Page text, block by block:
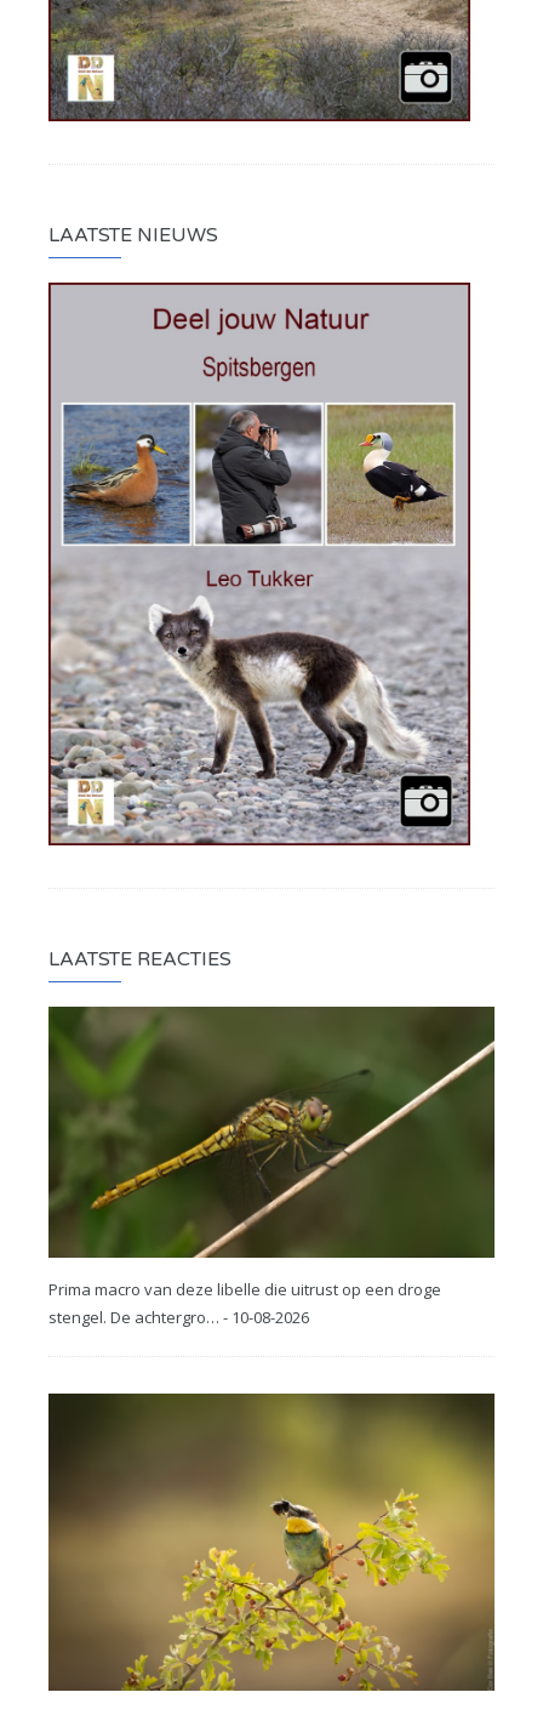
LAATSTE NIEUWS
LAATSTE REACTIES
Prima macro van deze libelle die uitrust op een droge
stengel. De achtergro… - 10-08-2026